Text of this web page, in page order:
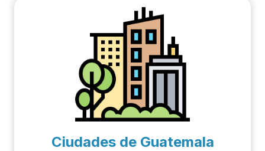
Ciudades de Guatemala